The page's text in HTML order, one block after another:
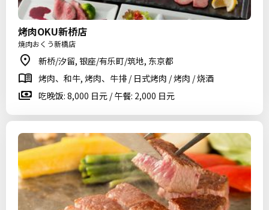
烤肉OKU新桥店
焼肉おくう新橋店
新桥/汐留, 银座/有乐町/筑地, 东京都
烤肉、和牛, 烤肉、牛排 / 日式烤肉 / 烤肉 / 烧酒
吃晚饭: 8,000 日元 / 午餐: 2,000 日元